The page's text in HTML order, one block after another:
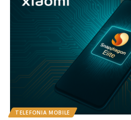
TELEFONIA MOBILE